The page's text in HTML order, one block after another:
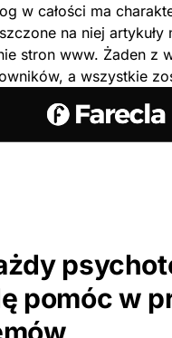
w całości ma
na niej artykuły
stron www. Żaden z
a wszystkie
pomóc w